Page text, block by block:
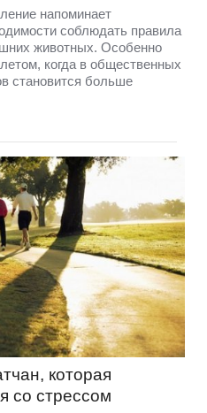
напоминает
соблюдать правила
животных. Особенно
когда в общественных
становится больше
которая
со стрессом